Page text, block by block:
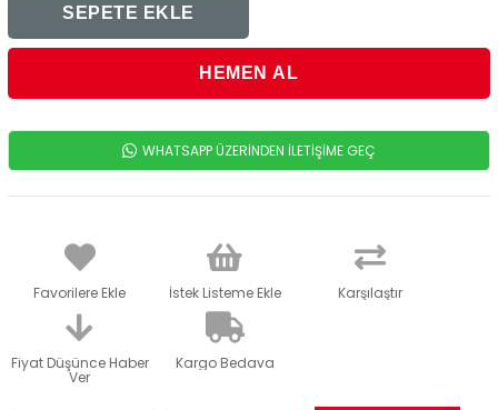
WHATSAPP ÜZERİNDEN İLETİŞİME GEÇ
Favorilere Ekle İstek Listeme Ekle Karşılaştır
Fiyat Düşünce Haber
Ver
Kargo Bedava